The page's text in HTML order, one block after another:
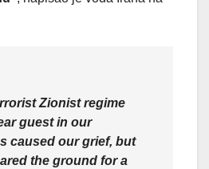
Zionist regime
guest in our
caused our grief, but
the ground for a